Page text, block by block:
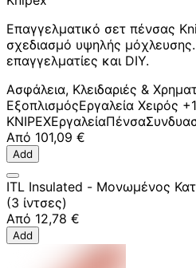
Επαγγελματικό σετ πένσας
σχεδιασμό υψηλής μόχλευσης.
επαγγελματίες και DIY.
Ασφάλεια, Κλειδαριές &
ΕξοπλισμόςΕργαλεία Χειρός
KNIPEXΕργαλείαΠένσα
Από 101,09 €
Add
ITL Insulated - Μονωμένος
(3 ίντσες)
Από 12,78 €
Add